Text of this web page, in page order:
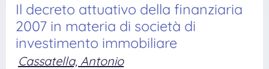
Il decreto attuativo della finanziaria
2007 in materia di società di
investimento immobiliare
Cassatella, Antonio